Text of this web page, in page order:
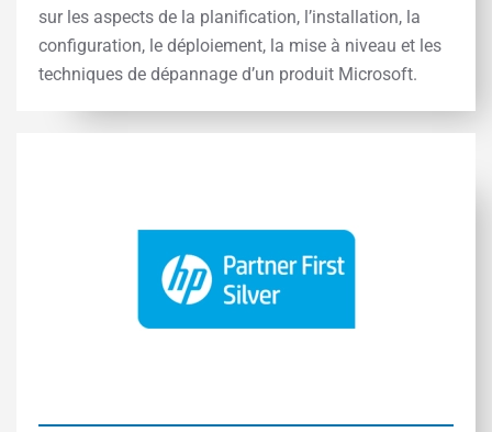
sur les aspects de la planification, l’installation, la
configuration, le déploiement, la mise à niveau et les
techniques de dépannage d’un produit Microsoft.